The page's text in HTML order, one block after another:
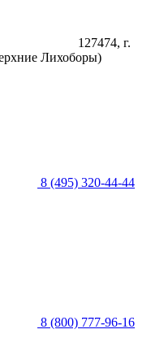
127474, г.
Лихоборы)
8 (495) 320-44-44
8 (800) 777-96-16